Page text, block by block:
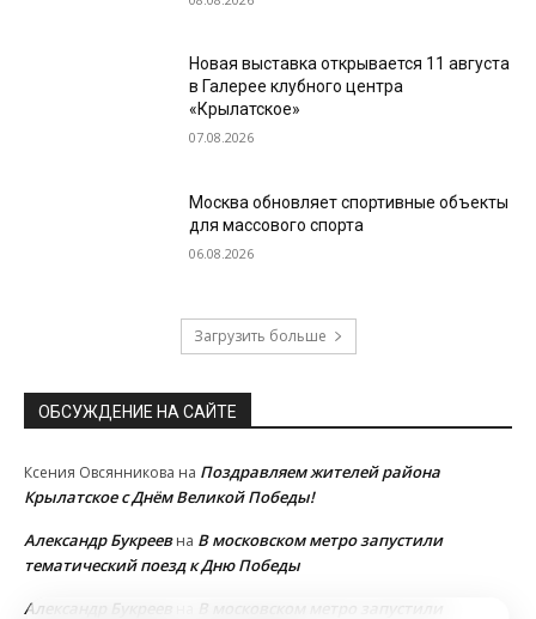
Новая выставка открывается 11 августа
в Галерее клубного центра
«Крылатское»
07.08.2026
Москва обновляет спортивные объекты
для массового спорта
06.08.2026
Загрузить больше
ОБСУЖДЕНИЕ НА САЙТЕ
Ксения Овсянникова на Поздравляем жителей района
Крылатское с Днём Великой Победы!
Александр Букреевна В московском метро запустили
тематический поезд к Дню Победы
Александр Букреев
В московском метро запустили